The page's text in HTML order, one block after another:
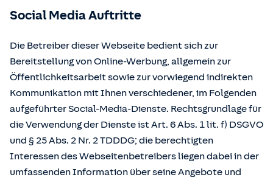
Social Media Auftritte
Die Betreiber dieser Webseite bedient sich zur
Bereitstellung von Online-Werbung, allgemein zur
Öffentlichkeitsarbeit sowie zur vorwiegend indirekten
Kommunikation mit Ihnen verschiedener, im Folgenden
aufgeführter Social-Media-Dienste. Rechtsgrundlage für
die Verwendung der Dienste ist Art. 6 Abs. 1 lit. f) DSGVO
und § 25 Abs. 2 Nr. 2 TDDDG; die berechtigten
Interessen des Webseitenbetreibers liegen dabei in der
umfassenden Information über seine Angebote und